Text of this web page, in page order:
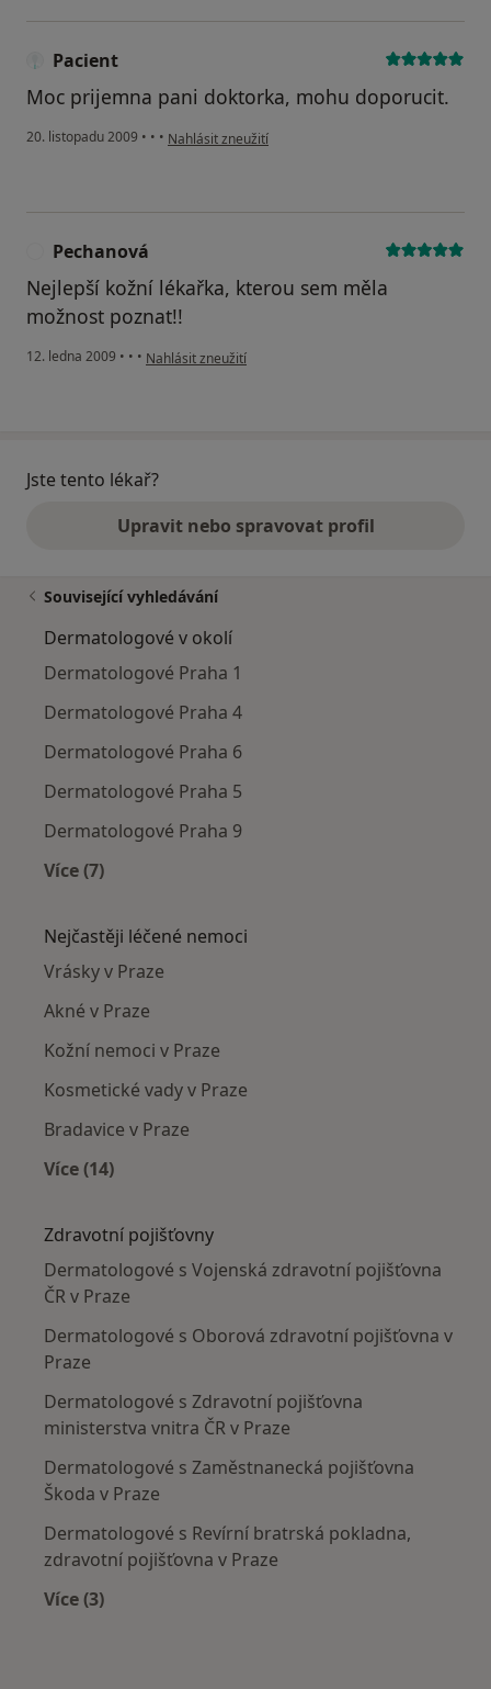
Pacient
Moc prijemna pani doktorka, mohu doporucit.
20. listopadu 2009 • • • podle názoru uživatele Pacient
Nahlásit zneužití
Pechanová
Nejlepší kožní lékařka, kterou sem měla
možnost poznat!!
12. ledna 2009 • • • podle názoru uživatele Pechanová
Nahlásit zneužití
Jste tento lékař?
Upravit nebo spravovat profil
Související vyhledávání
Dermatologové v okolí
Dermatologové Praha 1
Dermatologové Praha 4
Dermatologové Praha 6
Dermatologové Praha 5
Dermatologové Praha 9
Více (7)
Nejčastěji léčené nemoci
Vrásky v Praze
Akné v Praze
Kožní nemoci v Praze
Kosmetické vady v Praze
Bradavice v Praze
Více (14)
Zdravotní pojišťovny
Dermatologové s Vojenská zdravotní pojišťovna
ČR v Praze
Dermatologové s Oborová zdravotní pojišťovna v
Praze
Dermatologové s Zdravotní pojišťovna
ministerstva vnitra ČR v Praze
Dermatologové s Zaměstnanecká pojišťovna
Škoda v Praze
Dermatologové s Revírní bratrská pokladna,
zdravotní pojišťovna v Praze
Více (3)